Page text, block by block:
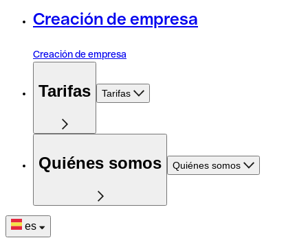
Creación de empresa
Creación de empresa
Tarifas Tarifas
Quiénes somos Quiénes somos
es